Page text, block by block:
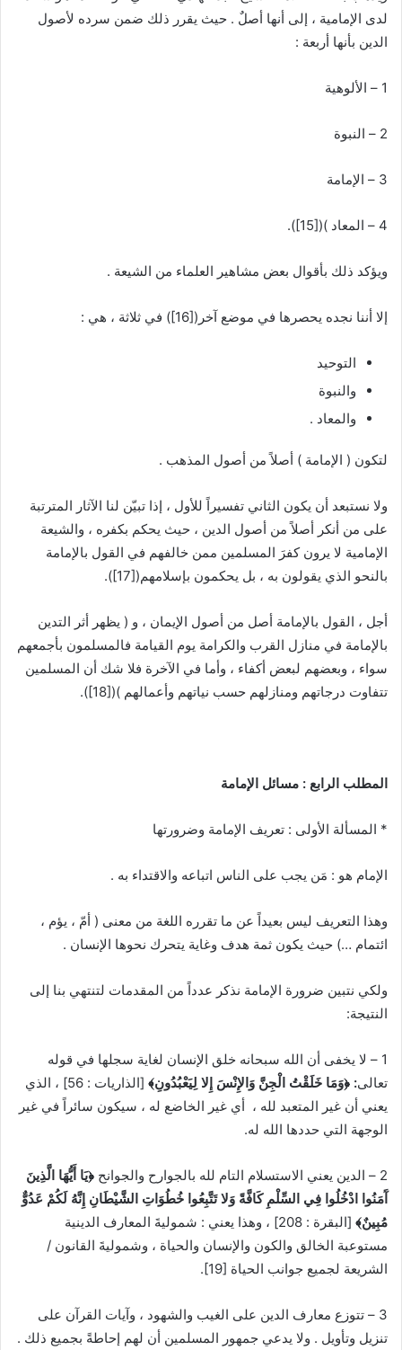
لدى الإمامية ، إلى أنها أصلٌ . حيث يقرر ذلك ضمن سرده لأصول
الدين بأنها أربعة :
1 – الألوهية
2 – النبوة
3 – الإمامة
4 – المعاد )( [15]
).
ويؤكد ذلك بأقوال بعض مشاهير العلماء من الشيعة .
إلا أننا نجده يحصرها في موضع آخر([16]) في ثلاثة ، هي :
التوحيد
والنبوة
والمعاد .
لتكون ( الإمامة ) أصلاً من أصول المذهب .
ولا نستبعد أن يكون الثاني تفسيراً للأول ، إذا تبيّن لنا الآثار المترتبة
على من أنكر أصلاً من أصول الدين ، حيث يحكم بكفره ، والشيعة
الإمامية لا يرون كفرَ المسلمين ممن خالفهم في القول بالإمامة
بالنحو الذي يقولون به ، بل يحكمون بإسلامهم([17]
).
أجل ، القول بالإمامة أصل من أصول الإيمان ، و ( يظهر أثر التدين
بالإمامة في منازل القرب والكرامة يوم القيامة فالمسلمون بأجمعهم
سواء ، وبعضهم لبعض أكفاء ، وأما في الآخرة فلا شك أن المسلمين
تتفاوت درجاتهم ومنازلهم حسب نياتهم وأعمالهم )([18]
).
المطلب الرابع : مسائل الإمامة
* المسألة الأولى : تعريف الإمامة وضرورتها
الإمام هو : مَن يجب على الناس اتباعه والاقتداء به .
وهذا التعريف ليس بعيداً عن ما تقرره اللغة من معنى ( أمّ ، يؤم ،
ائتمام …) حيث يكون ثمة هدف وغاية يتحرك نحوها الإنسان .
ولكي نتبين ضرورة الإمامة نذكر عدداً من المقدمات لتنتهي بنا إلى
النتيجة:
1 – لا يخفى أن الله سبحانه خلق الإنسان لغاية سجلها في قوله
تعالى: ﴿وَمَا خَلَقْتُ الْجِنَّ وَالإِنْسَ إِلا لِيَعْبُدُونِ﴾
[الذاريات : 56] ، الذي
يعني أن غير المتعبد لله ، أي غير الخاضع له ، سيكون سائراً في غير
الوجهة التي حددها الله له.
2 – الدين يعني الاستسلام التام لله بالجوارح والجوانح
﴿يَا أَيُّهَا الَّذِينَ
آَمَنُوا ادْخُلُوا فِي السِّلْمِ كَافَّةً وَلا تَتَّبِعُوا خُطُوَاتِ الشَّيْطَانِ إِنَّهُ لَكُمْ عَدُوٌّ
مُبِينٌ﴾
[البقرة : 208] ، وهذا يعني : شموليةَ المعارف الدينية
مستوعبة الخالق والكون والإنسان والحياة ، وشموليةَ القانون /
الشريعة لجميع جوانب الحياة [19]
.
3 – تتوزع معارف الدين على الغيب والشهود ، وآيات القرآن على
تنزيل وتأويل . ولا يدعي جمهور المسلمين أن لهم إحاطةً بجميع ذلك .